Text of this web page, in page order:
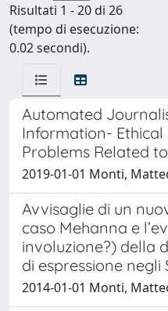
Risultati 1 - 20 di 26
(tempo di esecuzione:
0.02 secondi).
Automated
Information- Ethical
Problems Related
2019-01-01 Monti,
Avvisaglie di un
caso Mehanna e
involuzione?) della
di espressione negli
2014-01-01 Monti,